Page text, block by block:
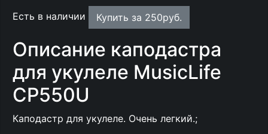
Есть в наличии Купить за 250руб.
Описание каподастра
для укулеле MusicLife
CP550U
Каподастр для укулеле. Очень легкий.;